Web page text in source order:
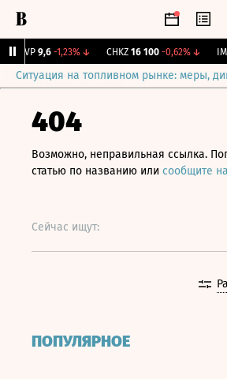
BISVP 9,6 -1,23%↓ CHKZ 16 100 -0,62%↓
Ситуация на топливном рынке: меры,
404
Возможно, неправильная ссылка.
статью по названию или сообщите
Сейчас ищут:
ПОПУЛЯРНОЕ